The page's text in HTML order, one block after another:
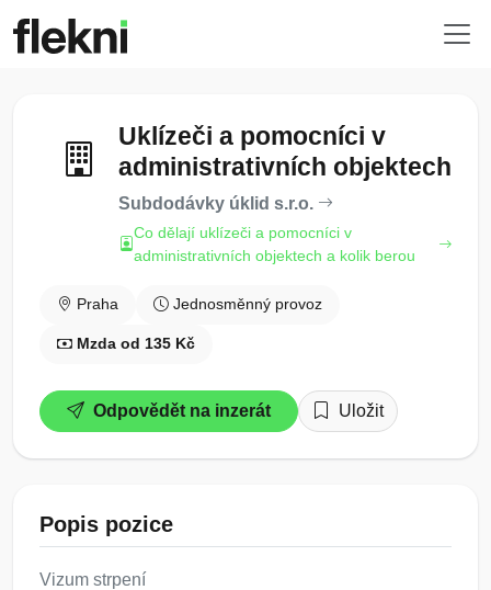
Uklízeči a pomocníci v
administrativních objektech
Subdodávky úklid s.r.o.
Co dělají uklízeči a pomocníci v
administrativních objektech a kolik berou
Praha Jednosměnný provoz
Mzda od 135 Kč
Odpovědět na inzerát Uložit
Popis pozice
Vizum strpení